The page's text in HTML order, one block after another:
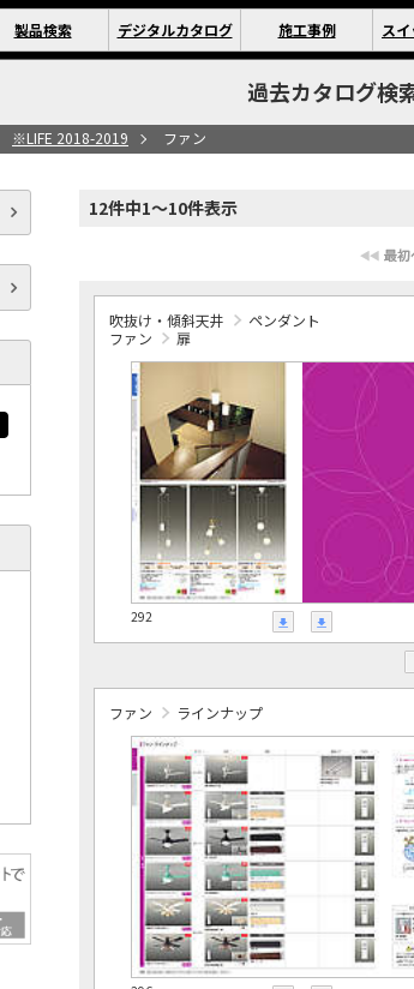
製品検索 デジタルカタログ 施工事例 ス
過去カタログ検
※LIFE 2018-2019 ファン
12件中1～10件表示
吹抜け・傾斜天井
ペンダント
ファン
扉
292
ファン ラインナップ